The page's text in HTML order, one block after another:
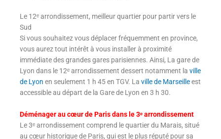
Le 12ᵉ arrondissement, meilleur quartier pour partir vers le
Sud
Si vous souhaitez vous déplacer fréquemment en province,
vous aurez tout intérêt à vous installer à proximité
immédiate des grandes gares parisiennes. Ainsi, La gare de
Lyon dans le 12ᵉ arrondissement dessert notamment la ville
de Lyon en seulement 1 h 45 en TGV. La ville de Marseilleest
accessible au départ de la Gare de Lyon en 3 h 30.
Déménager au cœur de Paris dans le 3ᵉ arrondissement
Le 3ᵉ arrondissement comprend le quartier du Marais, situé
au cœur historique de Paris, qui est le plus réputé pour sa